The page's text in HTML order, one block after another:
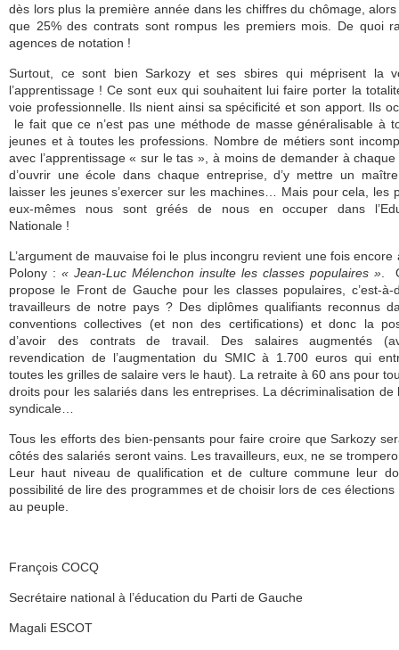
dès lors plus la première année dans les chiffres du chômage,
que 25% des contrats sont rompus les premiers mois. De quoi
agences de notation !
Surtout, ce sont bien Sarkozy et ses sbires qui méprisent la
l’apprentissage ! Ce sont eux qui souhaitent lui faire porter la
voie professionnelle. Ils nient ainsi sa spécificité et son apport. Ils
le fait que ce n’est pas une méthode de masse généralisable à
jeunes et à toutes les professions. Nombre de métiers sont
avec l’apprentissage « sur le tas », à moins de demander à
d’ouvrir une école dans chaque entreprise, d’y mettre un
laisser les jeunes s’exercer sur les machines… Mais pour cela, les
eux-mêmes nous sont gréés de nous en occuper dans
Nationale !
L’argument de mauvaise foi le plus incongru revient une fois encore
Polony : « Jean-Luc Mélenchon insulte les classes populaires » .
propose le Front de Gauche pour les classes populaires, c’est-à-
travailleurs de notre pays ? Des diplômes qualifiants reconnus
conventions collectives (et non des certifications) et donc la
d’avoir des contrats de travail. Des salaires augmentés
revendication de l’augmentation du SMIC à 1.700 euros qui
toutes les grilles de salaire vers le haut). La retraite à 60 ans pour
droits pour les salariés dans les entreprises. La décriminalisation de
syndicale…
Tous les efforts des bien-pensants pour faire croire que Sarkozy
côtés des salariés seront vains. Les travailleurs, eux, ne se
Leur haut niveau de qualification et de culture commune leur
possibilité de lire des programmes et de choisir lors de ces élections
au peuple.
François COCQ
Secrétaire national à l’éducation du Parti de Gauche
Magali ESCOT